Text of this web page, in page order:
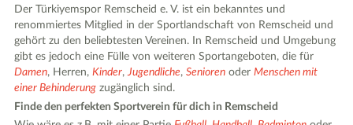
Der Türkiyemspor Remscheid e. V. ist ein bekanntes und
renommiertes Mitglied in der Sportlandschaft von Remscheid und
gehört zu den beliebtesten Vereinen. In Remscheid und Umgebung
gibt es jedoch eine Fülle von weiteren Sportangeboten, die für
Damen, Herren,Kinder,Jugendliche,Senioren oderMenschen mit
einer Behinderung zugänglich sind.
Finde den perfekten Sportverein für dich in Remscheid